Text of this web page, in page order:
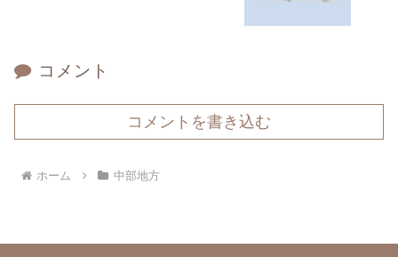
コメント
コメントを書き込む
ホーム 中部地方